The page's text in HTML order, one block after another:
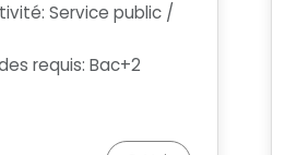
Service public /
requis: Bac+2